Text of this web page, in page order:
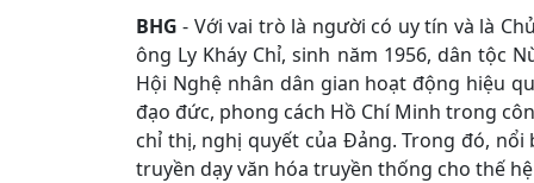
BHG - Với vai trò là người có uy tín và là
ông Ly Kháy Chỉ, sinh năm 1956, dân tộc
Hội Nghệ nhân dân gian hoạt động hiệu
đạo đức, phong cách Hồ Chí Minh trong
chỉ thị, nghị quyết của Đảng. Trong đó,
truyền dạy văn hóa truyền thống cho thế